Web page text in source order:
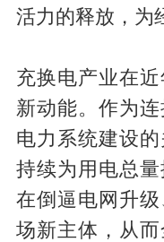
活力的释放，为
充换电产业在
新动能。作为
电力系统建设
持续为用电总
在倒逼电网升
场新主体，从